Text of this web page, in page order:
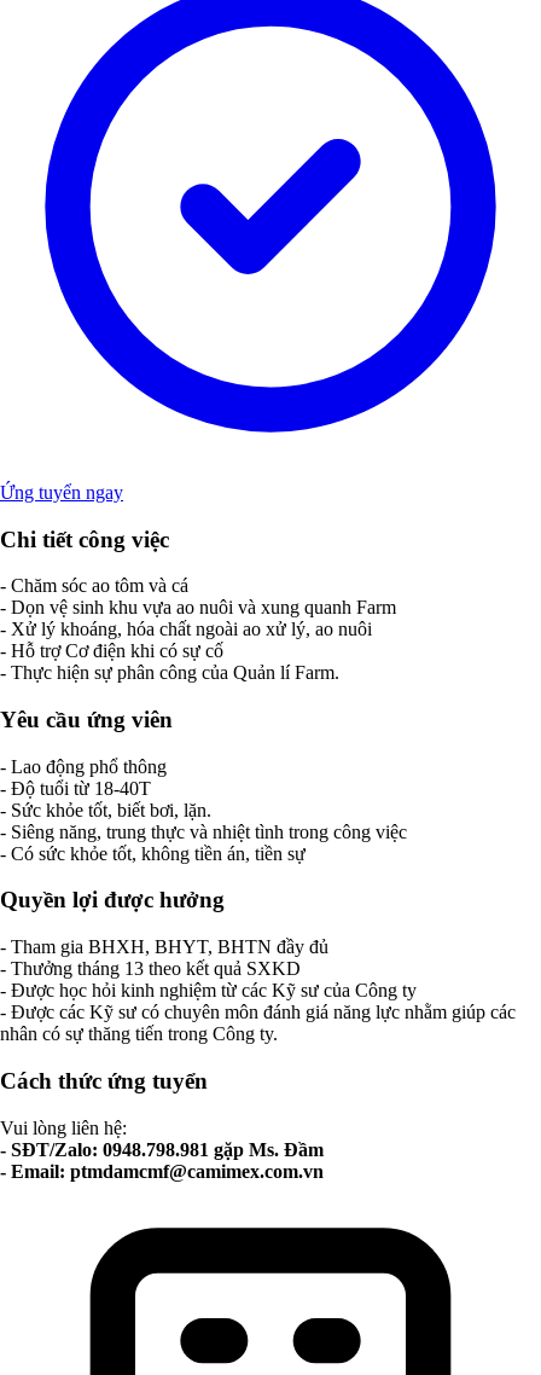
Ứng tuyển ngay
Chi tiết công việc
- Chăm sóc ao tôm và cá
- Dọn vệ sinh khu vựa ao nuôi và xung quanh Farm
- Xử lý khoáng, hóa chất ngoài ao xử lý, ao nuôi
- Hỗ trợ Cơ điện khi có sự cố
- Thực hiện sự phân công của Quản lí Farm.
Yêu cầu ứng viên
- Lao động phổ thông
- Độ tuổi từ 18-40T
- Sức khỏe tốt, biết bơi, lặn.
- Siêng năng, trung thực và nhiệt tình trong công việc
- Có sức khỏe tốt, không tiền án, tiền sự
Quyền lợi được hưởng
- Tham gia BHXH, BHYT, BHTN đầy đủ
- Thưởng tháng 13 theo kết quả SXKD
- Được học hỏi kinh nghiệm từ các Kỹ sư của Công ty
- Được các Kỹ sư có chuyên môn đánh giá năng lực nhằm giúp các
nhân có sự thăng tiến trong Công ty.
Cách thức ứng tuyển
Vui lòng liên hệ:
- SĐT/Zalo: 0948.798.981 gặp Ms. Đầm
- Email: ptmdamcmf@camimex.com.vn